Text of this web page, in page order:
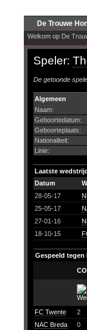
De Trouwe
Welkom op De
Speler:
De getoonde
Algemeen
Naam:
Geboortedatum:
Geboorteplaats:
Nationaliteit:
Linie:
Laatste
Datum
28-05-17
25-05-17
27-01-16
18-10-15
Gespeeld tegen
FC Twente 2
NAC Breda
0